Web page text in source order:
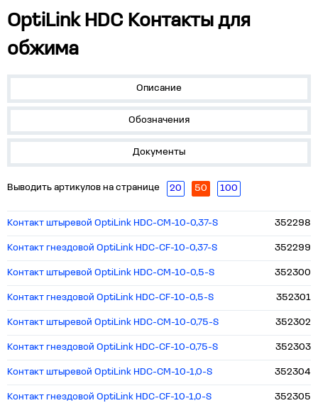
OptiLink HDC Контакты для
обжима
Описание
Обозначения
Документы
Выводить артикулов на странице 20 50 100
Контакт штыревой OptiLink HDC-CM-10-0,37-S 352298
Контакт гнездовой OptiLink HDC-CF-10-0,37-S 352299
Контакт штыревой OptiLink HDC-CM-10-0,5-S 352300
Контакт гнездовой OptiLink HDC-CF-10-0,5-S 352301
Контакт штыревой OptiLink HDC-CM-10-0,75-S 352302
Контакт гнездовой OptiLink HDC-CF-10-0,75-S 352303
Контакт штыревой OptiLink HDC-CM-10-1,0-S 352304
Контакт гнездовой OptiLink HDC-CF-10-1,0-S 352305